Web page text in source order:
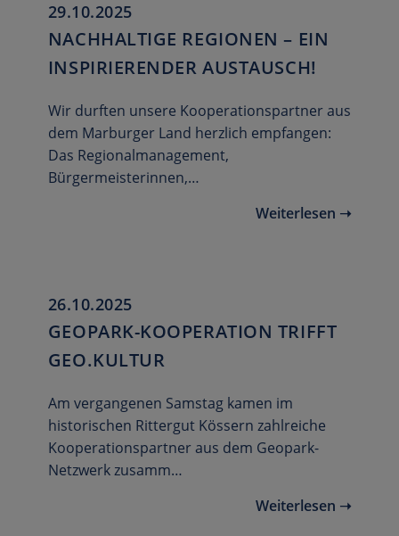
29.10.2025
NACHHALTIGE REGIONEN – EIN
INSPIRIERENDER AUSTAUSCH!
Wir durften unsere Kooperationspartner aus
dem Marburger Land herzlich empfangen:
Das Regionalmanagement,
Bürgermeisterinnen,…
Weiterlesen ➝
26.10.2025
GEOPARK-KOOPERATION TRIFFT
GEO.KULTUR
Am vergangenen Samstag kamen im
historischen Rittergut Kössern zahlreiche
Kooperationspartner aus dem Geopark-
Netzwerk zusamm…
Weiterlesen ➝